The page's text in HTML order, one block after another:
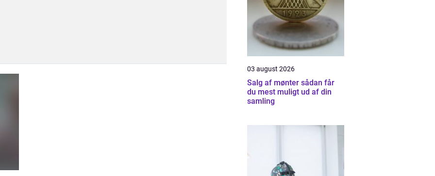
03 august 2026
Salg af mønter sådan får
du mest muligt ud af din
samling